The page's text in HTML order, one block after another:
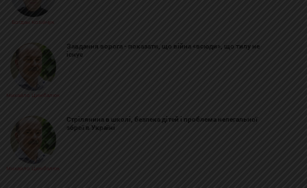
Богдан Козійчук
Михайло Цимбалюк
Завдання ворога - показати, що війна «всюди», що тилу не
існує
Михайло Цимбалюк
Стрілянина в школі, безпека дітей і проблема нелегальної
зброї в Україні